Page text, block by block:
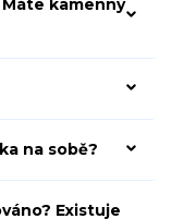
kamenný
na sobě?
Existuje